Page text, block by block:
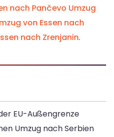
nach Pančevo Umzug
von Essen nach
nach Zrenjanin.
EU-Außengrenze
Umzug nach Serbien